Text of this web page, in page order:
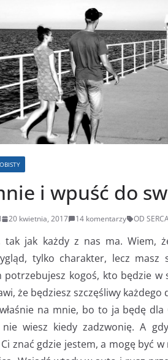
i wpuść do
20 kwietnia, 2017 14 komentarzy OD
tak jak każdy z nas ma.
tylko charakter, lecz
kogoś, kto będzie w
że będziesz szczęśliwy każdego
na mnie, bo to ja będę
wiesz kiedy zadzwonię. A
znać gdzie jestem, a mogę być